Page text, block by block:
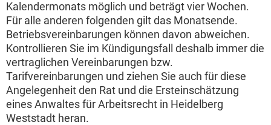
Kalendermonats möglich und beträgt vier Wochen.
Für alle anderen folgenden gilt das Monatsende.
Betriebsvereinbarungen können davon abweichen.
Kontrollieren Sie im Kündigungsfall deshalb immer die
vertraglichen Vereinbarungen bzw.
Tarifvereinbarungen und ziehen Sie auch für diese
Angelegenheit den Rat und die Ersteinschätzung
eines Anwaltes für Arbeitsrecht in Heidelberg
Weststadt heran.